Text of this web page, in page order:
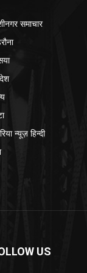
समाचार
न्यूज़ हिन्दी
US